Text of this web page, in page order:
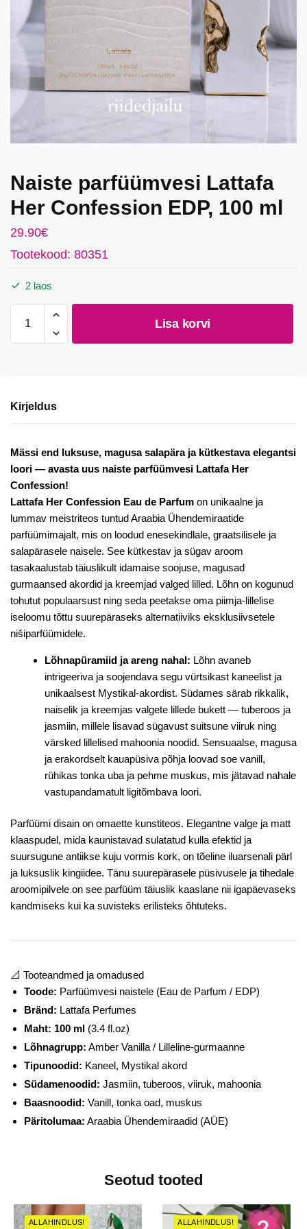
Naiste parfüümvesi Lattafa
Her Confession EDP, 100 ml
29.90€
Tootekood: 80351
2 laos
parfüümvesi
Lattafa
100
Lisa korvi
Kirjeldus
Mässi end luksuse, magusa salapära ja kütkestava elegantsi
loori — avasta uus naiste parfüümvesi Lattafa Her
Confession!
Lattafa Her Confession Eau de Parfum on unikaalne ja
lummav meistriteos tuntud Araabia Ühendemiraatide
parfüümimajalt, mis on loodud enesekindlale, graatsilisele ja
salapärasele naisele. See kütkestav ja sügav aroom
tasakaalustab täiuslikult idamaise soojuse, magusad
gurmaansed akordid ja kreemjad valged lilled. Lõhn on kogunud
tohutut populaarsust ning seda peetakse oma piimja-lillelise
iseloomu tõttu suurepäraseks alternatiiviks eksklusiivsetele
nišiparfüümidele.
Lõhnapüramiid ja areng nahal: Lõhn avaneb
intrigeeriva ja soojendava segu vürtsikast kaneelist ja
unikaalsest Mystikal-akordist. Südames särab rikkalik,
naiselik ja kreemjas valgete lillede bukett — tuberoos ja
jasmiin, millele lisavad sügavust suitsune viiruk ning
värsked lillelised mahoonia noodid. Sensuaalse, magusa
ja erakordselt kauapüsiva põhja loovad soe vanill,
rühikas tonka uba ja pehme muskus, mis jätavad nahale
vastupandamatult ligitõmbava loori.
Parfüümi disain on omaette kunstiteos. Elegantne valge ja matt
klaaspudel, mida kaunistavad sulatatud kulla efektid ja
suursugune antiikse kuju vormis kork, on tõeline iluarsenali pärl
ja luksuslik kingiidee. Tänu suurepärasele püsivusele ja tihedale
aroomipilvele on see parfüüm täiuslik kaaslane nii igapäevaseks
kandmiseks kui ka suvisteks erilisteks õhtuteks.
📐 Tooteandmed ja omadused
Toode: Parfüümvesi naistele (Eau de Parfum / EDP)
Bränd: Lattafa Perfumes
Maht: 100 ml (3.4 fl.oz)
Lõhnagrupp: Amber Vanilla / Lilleline-gurmaanne
Tipunoodid: Kaneel, Mystikal akord
Südamenoodid: Jasmiin, tuberoos, viiruk, mahoonia
Baasnoodid: Vanill, tonka oad, muskus
Päritolumaa: Araabia Ühendemiraadid (AÜE)
Seotud tooted
ALLAHINDLUS! ALLAHINDLUS!